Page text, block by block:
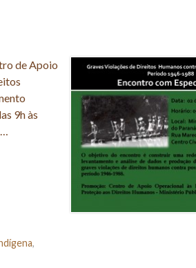
de Apoio
9h às
,